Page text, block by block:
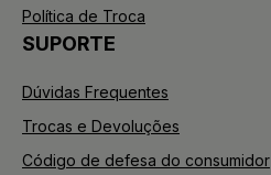
Política de Troca
SUPORTE
Dúvidas Frequentes
Trocas e Devoluções
Código de defesa do consumidor